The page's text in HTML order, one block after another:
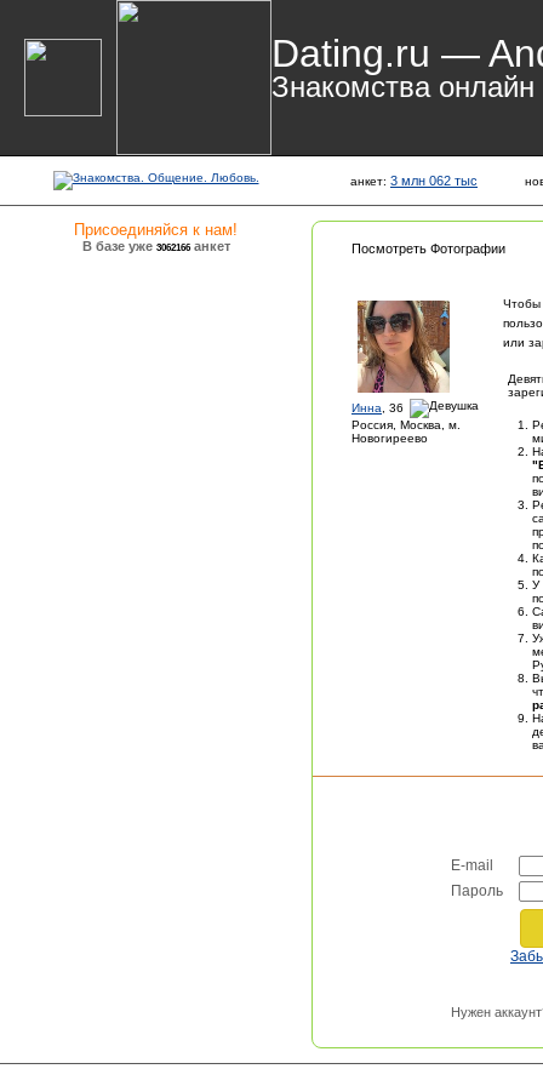
Dating.ru —
Знакомства онлайн
анкет: 3 млн 062 тыс
Присоединяйся к нам!
В базе уже 3062166анкет Посмотреть Фотографии
Инна , 36
Россия, Москва, м.
Новогиреево
Чтобы
или
У
E-mail
Пароль
Нужен